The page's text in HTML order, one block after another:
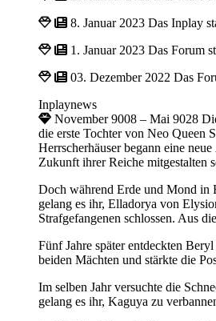
8. Januar 2023 Das Inplay
1. Januar 2023 Das Forum
03. Dezember 2022 Das
Inplaynews
November 9008 – Mai 9028
die erste Tochter von Neo Queen
Herrscherhäuser begann eine
Zukunft ihrer Reiche mitgestalten
Doch während Erde und Mond in
gelang es ihr, Elladorya von
Strafgefangenen schlossen. Aus
Fünf Jahre später entdeckten
beiden Mächten und stärkte die
Im selben Jahr versuchte die
gelang es ihr, Kaguya zu